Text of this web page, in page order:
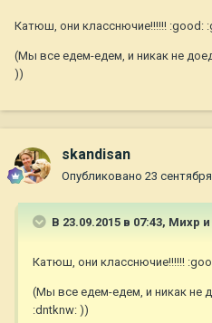
Катюш, они класснючие!!!!!! :good:
(Мы все едем-едем, и никак не
))
skandisan
Опубликовано 23
В 23.09.2015 в 07:43, Михр
Катюш, они класснючие!!!!!!
(Мы все едем-едем, и никак не
:dntknw: ))